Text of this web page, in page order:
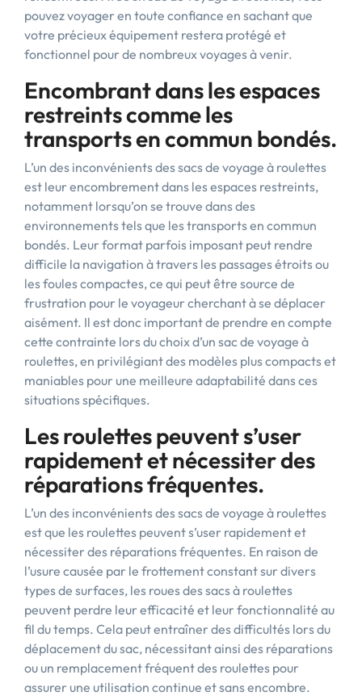
pouvez voyager en toute confiance en sachant que
votre précieux équipement restera protégé et
fonctionnel pour de nombreux voyages à venir.
Encombrant dans les espaces
restreints comme les
transports en commun bondés.
L’un des inconvénients des sacs de voyage à roulettes
est leur encombrement dans les espaces restreints,
notamment lorsqu’on se trouve dans des
environnements tels que les transports en commun
bondés. Leur format parfois imposant peut rendre
difficile la navigation à travers les passages étroits ou
les foules compactes, ce qui peut être source de
frustration pour le voyageur cherchant à se déplacer
aisément. Il est donc important de prendre en compte
cette contrainte lors du choix d’un sac de voyage à
roulettes, en privilégiant des modèles plus compacts et
maniables pour une meilleure adaptabilité dans ces
situations spécifiques.
Les roulettes peuvent s’user
rapidement et nécessiter des
réparations fréquentes.
L’un des inconvénients des sacs de voyage à roulettes
est que les roulettes peuvent s’user rapidement et
nécessiter des réparations fréquentes. En raison de
l’usure causée par le frottement constant sur divers
types de surfaces, les roues des sacs à roulettes
peuvent perdre leur efficacité et leur fonctionnalité au
fil du temps. Cela peut entraîner des difficultés lors du
déplacement du sac, nécessitant ainsi des réparations
ou un remplacement fréquent des roulettes pour
assurer une utilisation continue et sans encombre.